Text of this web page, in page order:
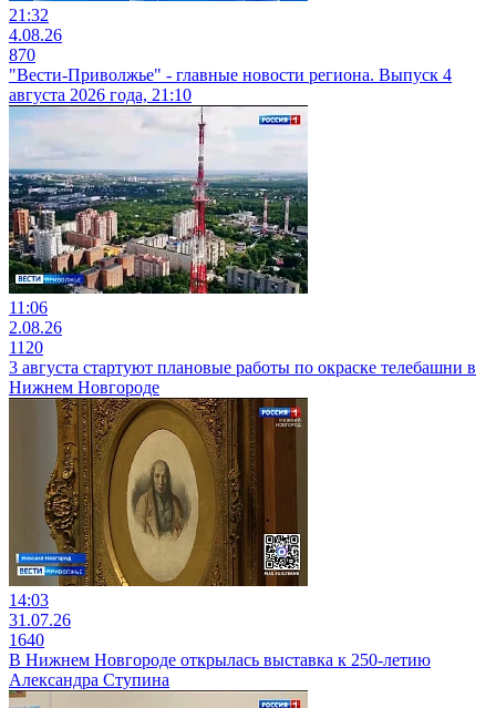
21:32
4.08.26
870
"Вести-Приволжье" - главные новости региона. Выпуск 4
августа 2026 года, 21:10
11:06
2.08.26
1120
3 августа стартуют плановые работы по окраске телебашни в
Нижнем Новгороде
14:03
31.07.26
1640
В Нижнем Новгороде открылась выставка к 250-летию
Александра Ступина